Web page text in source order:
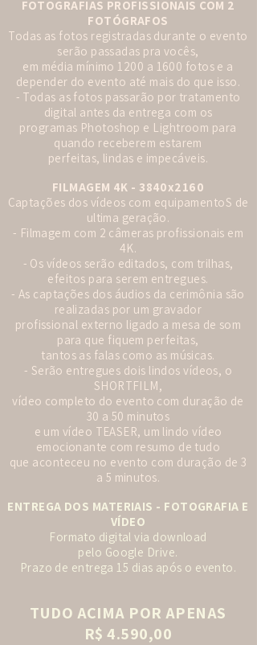
FOTOGRAFIAS PROFISSIONAIS COM 2
FOTÓGRAFOS
Todas as fotos registradas durante o evento
serão passadas pra vocês,
em média mínimo 1200 a 1600 fotos e a
depender do evento até mais do que isso.
- Todas as fotos passarão por tratamento
digital antes da entrega com os
programas Photoshop e Lightroom para
quando receberem estarem
perfeitas, lindas e impecáveis.
FILMAGEM 4K - 3840x2160
Captações dos vídeos com equipamentoS de
ultima geração.
- Filmagem com 2 câmeras profissionais em
4K.
- Os vídeos serão editados, com trilhas,
efeitos para serem entregues.
- As captações dos áudios da cerimônia são
realizadas por um gravador
profissional externo ligado a mesa de som
para que fiquem perfeitas,
tantos as falas como as músicas.
- Serão entregues dois lindos vídeos, o
SHORTFILM,
vídeo completo do evento com duração de
30 a 50 minutos
e um vídeo TEASER, um lindo vídeo
emocionante com resumo de tudo
que aconteceu no evento com duração de 3
a 5 minutos.
ENTREGA DOS MATERIAIS - FOTOGRAFIA E
VÍDEO
Formato digital via download
pelo Google Drive.
Prazo de entrega 15 dias após o evento.
TUDO ACIMA POR APENAS
R$ 4.590,00